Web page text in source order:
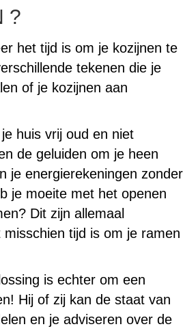
?
het tijd is om je kozijnen te
tekenen die je
of je kozijnen aan
huis vrij oud en niet
de geluiden om je heen
je energierekeningen zonder
je moeite met het openen
Dit zijn allemaal
tijd is om je ramen
is echter om een
Hij of zij kan de staat van
en je adviseren over de